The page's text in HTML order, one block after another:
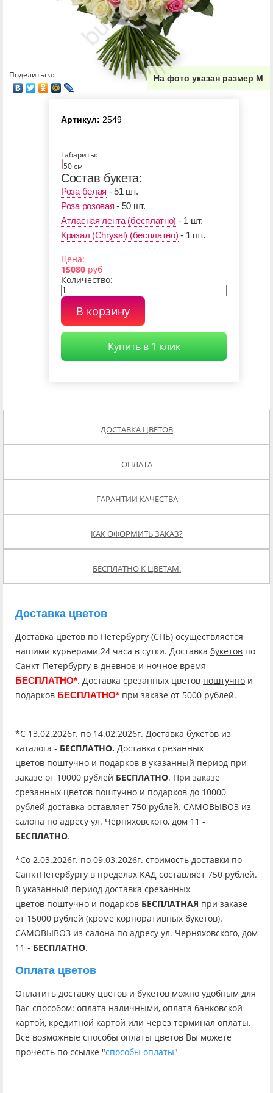
На фото указан размер М
Поделиться:
Цена:
15080 руб
Количество:
В корзину
Купить в 1 клик
Артикул: 2549
Габариты:
50 см
Состав букета:
Роза белая - 51 шт.
Роза розовая - 50 шт.
Атласная лента (бесплатно) - 1 шт.
Кризал (Chrysal) (бесплатно) - 1 шт.
ДОСТАВКА ЦВЕТОВ
ОПЛАТА
ГАРАНТИИ КАЧЕСТВА
КАК ОФОРМИТЬ ЗАКАЗ?
БЕСПЛАТНО К ЦВЕТАМ.
Доставка цветов
Доставка цветов по Петербургу (СПБ) осуществляется
нашими курьерами 24 часа в сутки. Доставка букетов по
Санкт-Петербургу в дневное и ночное время
БЕСПЛАТНО*. Доставка срезанных цветов поштучно и
подарков БЕСПЛАТНО* при заказе от 5000 рублей.
*C 13.02.2026г. по 14.02.2026г. Доставка букетов из
каталога - БЕСПЛАТНО. Доставка срезанных
цветов поштучно и подарков в указанный период при
заказе от 10000 рублей БЕСПЛАТНО. При заказе
срезанных цветов поштучно и подарков до 10000
рублей доставка оставляет 750 рублей. САМОВЫВОЗ из
салона по адресу ул. Черняховского, дом 11 -
БЕСПЛАТНО.
*Со 2.03.2026г. по 09.03.2026г. стоимость доставки по
СанктПетербургу в пределах КАД составляет 750 рублей.
В указанный период доставка срезанных
цветов поштучно и подарков БЕСПЛАТНАЯ при заказе
от 15000 рублей (кроме корпоративных букетов).
САМОВЫВОЗ из салона по адресу ул. Черняховского, дом
11 - БЕСПЛАТНО.
Оплата цветов
Оплатить доставку цветов и букетов можно удобным для
Вас способом: оплата наличными, оплата банковской
картой, кредитной картой или через терминал оплаты.
Все возможные способы оплаты цветов Вы можете
прочесть по ссылке "способы оплаты"